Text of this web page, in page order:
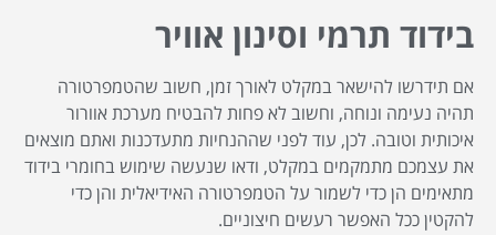
בידוד תרמי וסינון אוויר
אם תידרשו להישאר במקלט לאורך זמן, חשוב שהטמפרטורה
תהיה נעימה ונוחה, וחשוב לא פחות להבטיח מערכת אוורור
איכותית וטובה. לכן, עוד לפני שההנחיות מתעדכנות ואתם מוצאים
את עצמכם מתמקמים במקלט, ודאו שנעשה שימוש בחומרי בידוד
מתאימים הן כדי לשמור על הטמפרטורה האידיאלית והן כדי
להקטין ככל האפשר רעשים חיצוניים.